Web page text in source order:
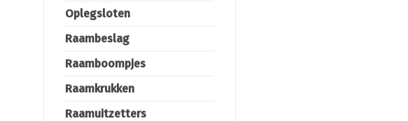
Oplegsloten
Raambeslag
Raamboompjes
Raamkrukken
Raamuitzetters